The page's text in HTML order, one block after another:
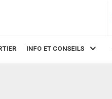
INFO ET CONSEILS